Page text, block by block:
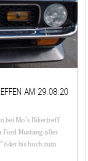
AM 29.08.20
bei Mo`s Bikertreff
Ford Mustang aller
64er bis hoch zum